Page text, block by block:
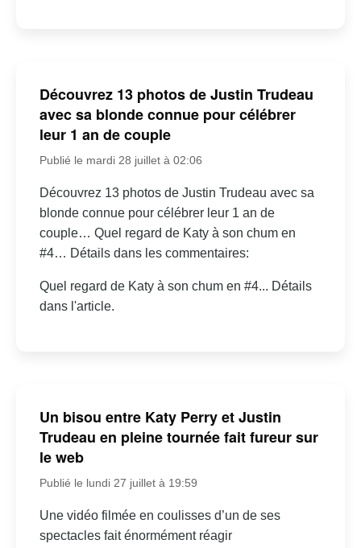
Découvrez 13 photos de Justin Trudeau
avec sa blonde connue pour célébrer
leur 1 an de couple
Publié le mardi 28 juillet à 02:06
Découvrez 13 photos de Justin Trudeau avec sa
blonde connue pour célébrer leur 1 an de
couple… Quel regard de Katy à son chum en
#4… Détails dans les commentaires:
Quel regard de Katy à son chum en #4... Détails
dans l'article.
Un bisou entre Katy Perry et Justin
Trudeau en pleine tournée fait fureur sur
le web
Publié le lundi 27 juillet à 19:59
Une vidéo filmée en coulisses d’un de ses
spectacles fait énormément réagir